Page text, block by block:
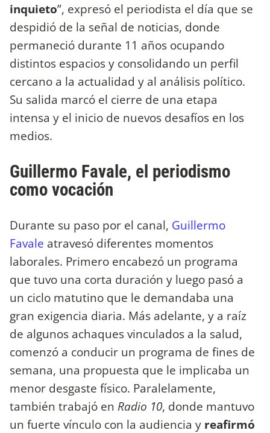
inquieto”, expresó el periodista el día que se
despidió de la señal de noticias, donde
permaneció durante 11 años ocupando
distintos espacios y consolidando un perfil
cercano a la actualidad y al análisis político.
Su salida marcó el cierre de una etapa
intensa y el inicio de nuevos desafíos en los
medios.
Guillermo Favale, el periodismo
como vocación
Durante su paso por el canal, Guillermo
Favale atravesó diferentes momentos
laborales. Primero encabezó un programa
que tuvo una corta duración y luego pasó a
un ciclo matutino que le demandaba una
gran exigencia diaria. Más adelante, y a raíz
de algunos achaques vinculados a la salud,
comenzó a conducir un programa de fines de
semana, una propuesta que le implicaba un
menor desgaste físico. Paralelamente,
también trabajó en Radio 10, donde mantuvo
un fuerte vínculo con la audiencia y reafirmó